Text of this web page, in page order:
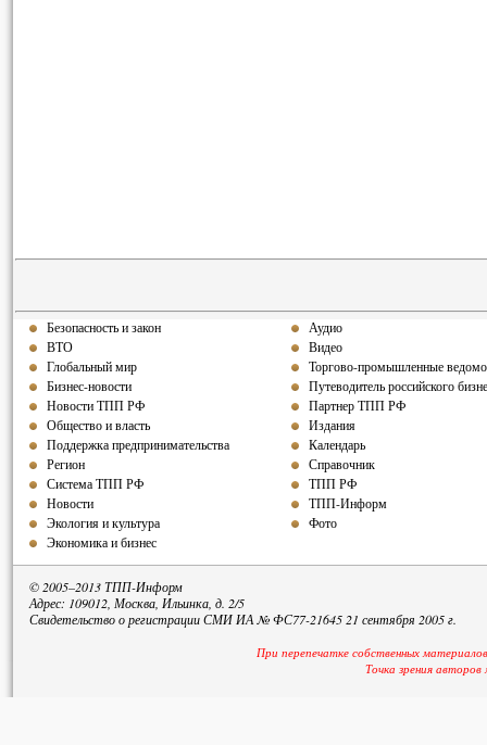
Безопасность и закон
ВТО
Глобальный мир
Бизнес-новости
Новости ТПП РФ
Общество и власть
Поддержка предпринимательства
Регион
Система ТПП РФ
Новости
Экология и культура
Экономика и бизнес
Аудио
Видео
Торгово-промышленные
Путеводитель российского
Партнер ТПП РФ
Издания
Календарь
Справочник
ТПП РФ
ТПП-Информ
Фото
© 2005–2013 ТПП-Информ
Адрес: 109012, Москва, Ильинка, д. 2/5
Свидетельство о регистрации СМИ ИА № ФС77-21645 21 сентября 2005 г.
При перепечатке собственных
Точка зрения